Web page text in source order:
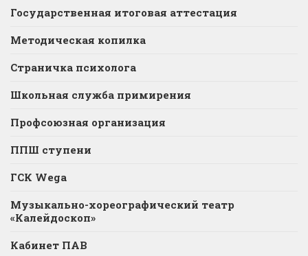
Государственная итоговая аттестация
Методическая копилка
Страничка психолога
Школьная служба примирения
Профсоюзная организация
ППШ ступени
ГСК Wega
Музыкально-хореографический театр
«Калейдоскоп»
Кабинет ПАВ